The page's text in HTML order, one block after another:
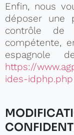
Enfin, nous
déposer une
contrôle de
compétente,
espagnole
https://
ides-idphp.php